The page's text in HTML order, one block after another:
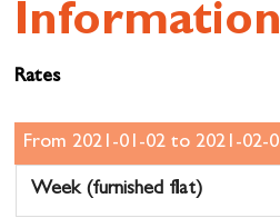
Information
Rates
Week (furnished flat)